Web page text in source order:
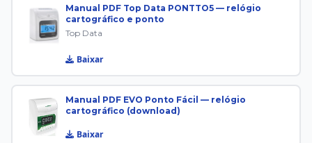
Manual PDF Top Data PONTTO5 — relógio
cartográfico e ponto
Top Data
Baixar
Manual PDF EVO Ponto Fácil — relógio
cartográfico (download)
Baixar